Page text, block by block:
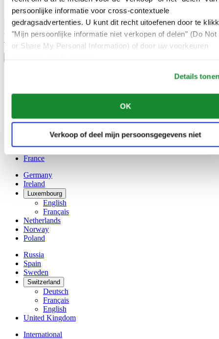
persoonlijke informatie voor cross-contextuele
gedragsadvertenties. U kunt dit recht uitoefenen door te
"Mijn persoonlijke informatie niet verkopen of delen" (Do Not
or Share My Personal Information) of door uw voorkeuren
Details
OK
Verkoop of deel mijn persoonsgegevens niet
Meld je aan en ontvang exclusieve aanbiedingen en
productrecensies
Schrijf je in!
Selecteer een land/regio
Dutch
English
简体中文
Finland
France
Germany
Ireland
Luxembourg
English
Français
Netherlands
Norway
Poland
Russia
Spain
Sweden
Switzerland
Deutsch
Français
English
United Kingdom
International